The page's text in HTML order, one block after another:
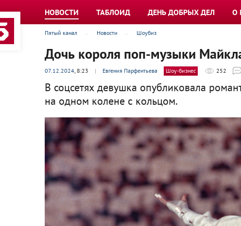
НОВОСТИ ТАБЛОИД ДЕНЬ ДОБРЫХ ДЕЛ О
Пятый канал Новости Шоубиз
Дочь короля поп-музыки
07.12.2024, 8:23 | Евгения Парфентьева Шоу-бизнес 252
В соцсетях девушка опубликовала
на одном колене с кольцом.